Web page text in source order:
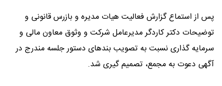
پس از استماع گزارش فعالیت هیات مدیره و بازرس قانونی و
توضیحات دکتر کاردگر مدیرعامل شرکت و وثوق معاون مالی و
سرمایه گذاری نسبت به تصویب بندهای دستور جلسه مندرج در
آگهی دعوت به مجمع، تصمیم گیری شد.